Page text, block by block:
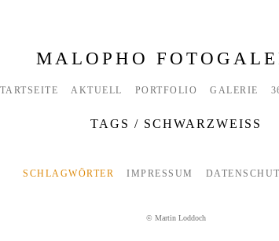
MALOPHO
AKTUELL PORTFOLIO GALERIE
TAGS / SCHWARZWEISS
SCHLAGWÖRTER IMPRESSUM
© Martin Loddoch